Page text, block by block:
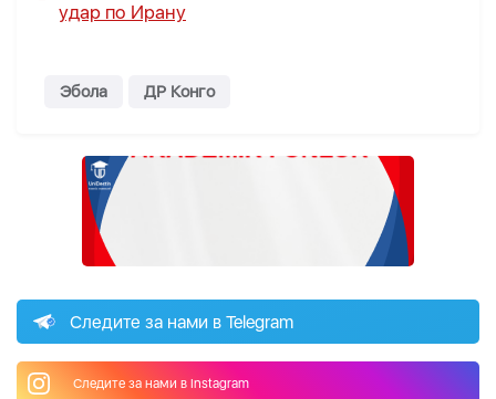
удар по Ирану
Эбола ДР Конго
Следите за нами в Telegram
Следите за нами в Instagram